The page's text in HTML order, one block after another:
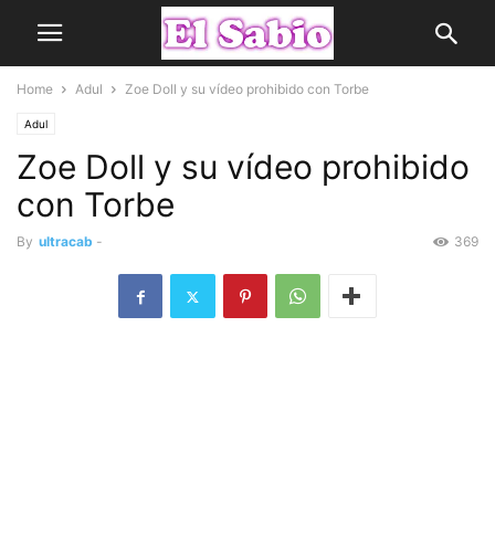
Home Adul Zoe Doll y su vídeo prohibido con Torbe
Adul
Zoe Doll y su vídeo prohibido
con Torbe
By ultracab - 369